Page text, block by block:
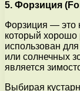
5. Форзиция
Форзиция — это
который хорошо
использован
или солнечных
является
Выбирая